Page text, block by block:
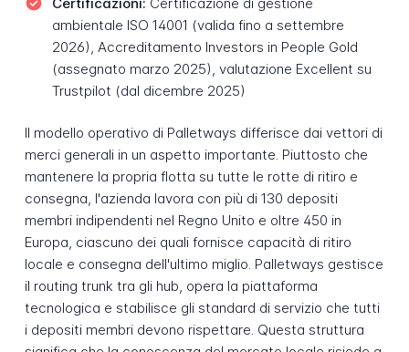
ambientale ISO 14001 (valida fino a settembre
2026), Accreditamento Investors in People Gold
(assegnato marzo 2025), valutazione Excellent su
Trustpilot (dal dicembre 2025)
Il modello operativo di Palletways differisce dai vettori di
merci generali in un aspetto importante. Piuttosto che
mantenere la propria flotta su tutte le rotte di ritiro e
consegna, l'azienda lavora con più di 130 depositi
membri indipendenti nel Regno Unito e oltre 450 in
Europa, ciascuno dei quali fornisce capacità di ritiro
locale e consegna dell'ultimo miglio. Palletways gestisce
il routing trunk tra gli hub, opera la piattaforma
tecnologica e stabilisce gli standard di servizio che tutti
i depositi membri devono rispettare. Questa struttura